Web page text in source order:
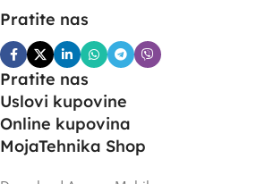
Pratite nas
Pratite nas
Uslovi kupovine
Online kupovina
MojaTehnika Shop